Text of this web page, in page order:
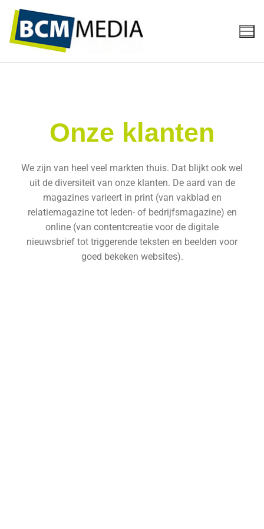
Onze klanten
We zijn van heel veel markten thuis. Dat blijkt ook wel
uit de diversiteit van onze klanten. De aard van de
magazines varieert in print (van vakblad en
relatiemagazine tot leden- of bedrijfsmagazine) en
online (van contentcreatie voor de digitale
nieuwsbrief tot triggerende teksten en beelden voor
goed bekeken websites).